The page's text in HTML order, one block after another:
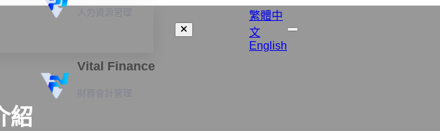
Vital Finance
繁體中
文
English
紹